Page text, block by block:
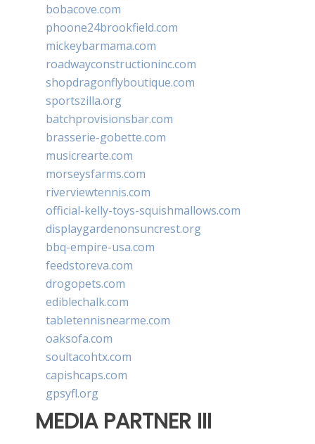
bobacove.com
phoone24brookfield.com
mickeybarmama.com
roadwayconstructioninc.com
shopdragonflyboutique.com
sportszilla.org
batchprovisionsbar.com
brasserie-gobette.com
musicrearte.com
morseysfarms.com
riverviewtennis.com
official-kelly-toys-squishmallows.com
displaygardenonsuncrest.org
bbq-empire-usa.com
feedstoreva.com
drogopets.com
ediblechalk.com
tabletennisnearme.com
oaksofa.com
soultacohtx.com
capishcaps.com
gpsyfl.org
MEDIA PARTNER III